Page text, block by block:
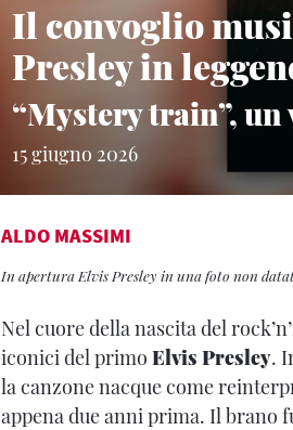
Il convoglio
Presley in
“Mystery train”,
15 giugno 2026
ALDO MASSIMI
In apertura Elvis Presley in una foto non
Nel cuore della nascita del
iconici del primo Elvis Presley.
la canzone nacque come
appena due anni prima. Il brano